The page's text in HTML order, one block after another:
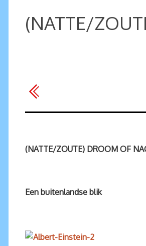
(NATTE/
(NATTE/ZOUTE) DROOM OF
Een buitenlandse blik